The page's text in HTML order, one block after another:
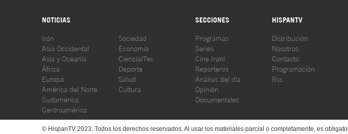
NOTICIAS SECCIONES HISPANTV
Irán
Asia Occidental
Asia y Oceanía
África
Europa
América del Norte
Sudamérica
Centroamérica
Sociedad
Economía
Ciencia/Tec
Deporte
Salud
Cultura
Programas
Series
Cine Iraní
Reporteros
Análisis del día
Opinión
Documentales
Distribución
Nosotros
Contacto
Programación
Rss
© HispanTV 2023. Todos los derechos reservados. Al usar los materiales parcial o completamente, es